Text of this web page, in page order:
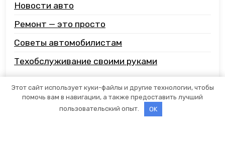
Новости авто
Ремонт — это просто
Советы автомобилистам
Техобслуживание своими руками
Этот сайт использует куки-файлы и другие технологии, чтобы
помочь вам в навигации, а также предоставить лучший
пользовательский опыт.
OK